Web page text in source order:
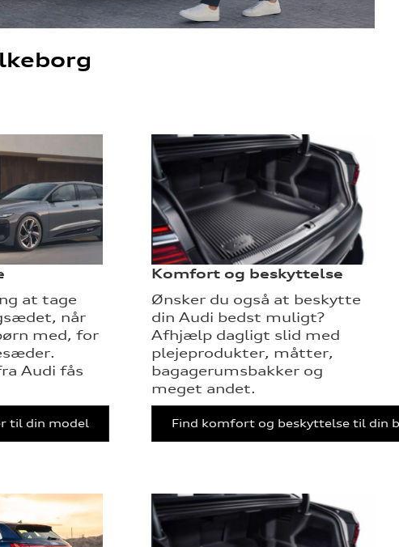
at tage
når
med, for
Audi fås
til din model
Komfort og beskyttelse
Ønsker du også at beskytte
din Audi bedst muligt?
Afhjælp dagligt slid med
plejeprodukter, måtter,
bagagerumsbakker og
meget andet.
Find komfort og beskyttelse til din